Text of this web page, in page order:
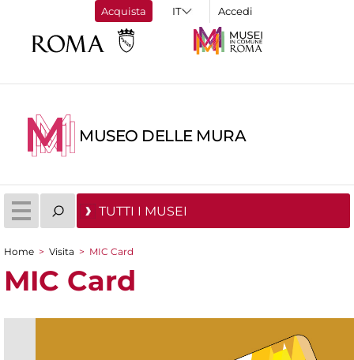
Acquista Accedi
MUSEO DELLE MURA
TUTTI I MUSEI
Tu sei qui
Home > Visita > MIC Card
MIC Card